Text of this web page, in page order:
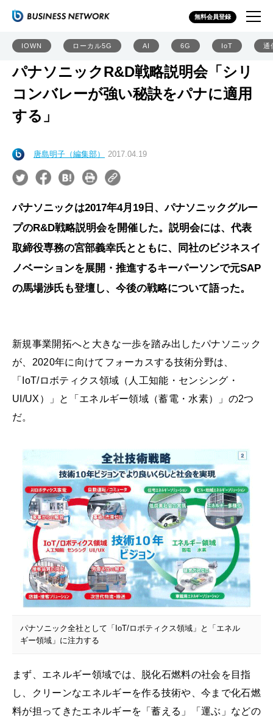
無料会員登録
IOWN ローカル5G AI 6G IoT 通
パナソニックR&D戦略説明会「シリ
コンバレーが強い秘訣をパナに適用
する」
唐島明子（編集部） 2017.04.19
パナソニックは2017年4月19日、パナソニックグルー
プのR&D戦略説明会を開催した。説明会には、代表
取締役専務の宮部義幸氏とともに、同社のビジネスイ
ノベーションを展開・推進するキーパーソンで元SAP
の馬場渉氏も登壇し、今後の戦略について語った。
新規事業開拓へと大きな一歩を踏み出したパナソニック
が、2020年に向けてフォーカスする技術分野は、
「IoT/ロボティクス領域（人工知能・センシング・
UI/UX）」と「エネルギー領域（蓄電・水素）」の2つ
だ。
パナソニック全社として「IoT/ロボティクス領域」と「エネル
ギー領域」に注力する
まず、エネルギー領域では、脱化石燃料の社会を目指
し、クリーンなエネルギーを作る技術や、今まで化石燃
料が担ってきたエネルギーを「蓄える」「運ぶ」などの